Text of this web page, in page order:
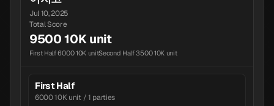
Jul 10, 2025
Total Score
9500 10K unit
First Half 6000 10K unitSecond Half 3500 10K unit
First Half
6000 10K unit / 1 parties